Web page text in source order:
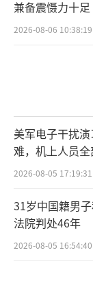
就在特
一场新闻发
桑切斯
协，让双方
发表的一
题：“这一
非‘所有盟
《纽约
兼备震慑力十足
2026-08-06 10:38:19
美军电子干扰
难，机上人员
2026-08-05 17:19:31
31岁中国籍男
法院判处46年
2026-08-05 16:54:40